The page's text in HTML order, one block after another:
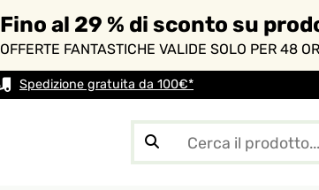
Fino al 29 % di sconto su
OFFERTE FANTASTICHE VALIDE SOLO PER 48
Spedizione gratuita da 100€*